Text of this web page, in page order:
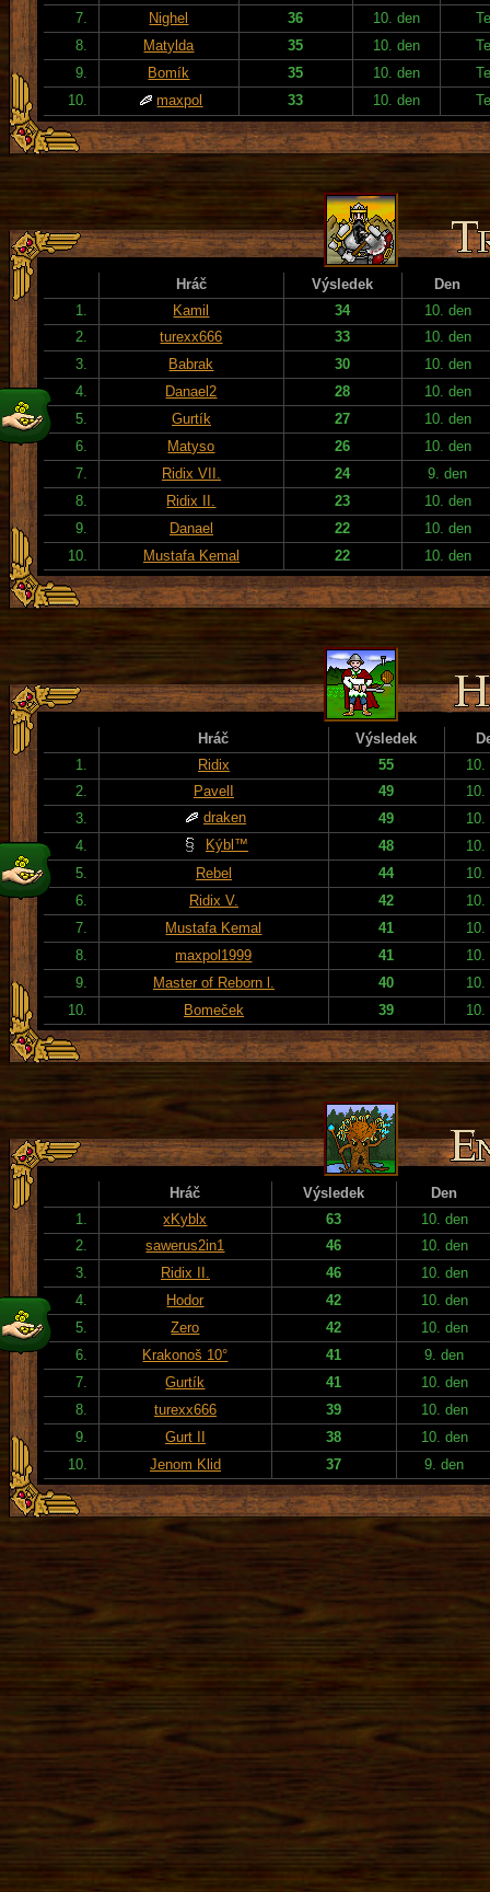
7.
Nighel 36 10. den
8.
Matylda 35 10. den
9.
Bomík 35 10. den
10.
maxpol 33 10. den
Hráč Výsledek
Den
1.
Kamil 34
10. den
2.
turexx666 33
10. den
3.
Babrak 30
10. den
4.
Danael2 28
10. den
5.
Gurtík 27
10. den
6.
Matyso 26
10. den
7.
Ridix VII. 24
9. den
8.
Ridix II. 23
10. den
9.
Danael 22
10. den
10.
Mustafa Kemal 22 10. den
Hráč Výsledek
1.
Ridix 55
10.
2.
PavelI 49
10.
3.
draken 49
10.
4.
Kýbl™ 48
10.
5.
Rebel 44
10.
6.
Ridix V. 42
10.
7.
Mustafa Kemal 41
10.
8.
maxpol1999 41
10.
9.
Master of Reborn l. 40
10.
10.
Bomeček 39 10.
Hráč Výsledek
Den
1.
xKyblx 63
10. den
2.
sawerus2in1 46
10. den
3.
Ridix II. 46
10. den
4.
Hodor 42
10. den
5.
Zero 42
10. den
6.
Krakonoš 10° 41
9. den
7.
Gurtík 41
10. den
8.
turexx666 39
10. den
9.
Gurt II 38
10. den
10.
Jenom Klid 37 9. den